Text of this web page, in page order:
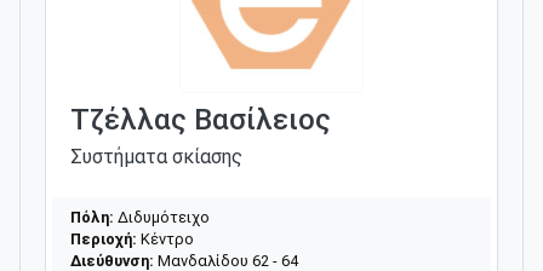
Τζέλλας Βασίλειος
Συστήματα σκίασης
Πόλη: Διδυμότειχο
Περιοχή: Κέντρο
Διεύθυνση: Μανδαλίδου 62 - 64